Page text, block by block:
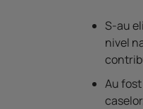
S-au
nivel
Au